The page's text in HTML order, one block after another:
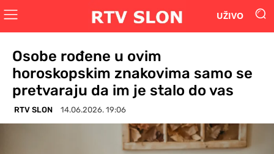
UŽIVO
Osobe rođene u ovim
horoskopskim znakovima samo se
pretvaraju da im je stalo do vas
RTV SLON 14.06.2026. 19:06